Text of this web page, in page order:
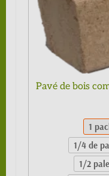
Pavé de bois
1
1/4 de
1/2